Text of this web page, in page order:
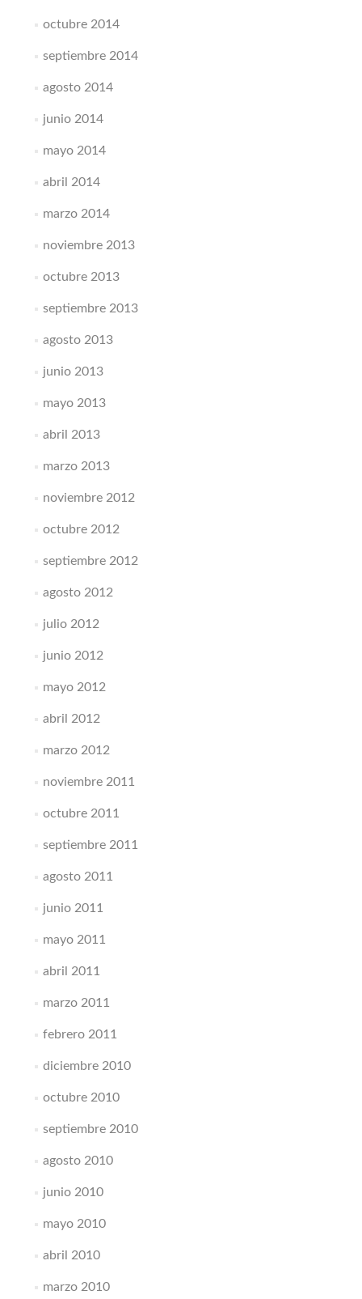
octubre 2014
septiembre 2014
agosto 2014
junio 2014
mayo 2014
abril 2014
marzo 2014
noviembre 2013
octubre 2013
septiembre 2013
agosto 2013
junio 2013
mayo 2013
abril 2013
marzo 2013
noviembre 2012
octubre 2012
septiembre 2012
agosto 2012
julio 2012
junio 2012
mayo 2012
abril 2012
marzo 2012
noviembre 2011
octubre 2011
septiembre 2011
agosto 2011
junio 2011
mayo 2011
abril 2011
marzo 2011
febrero 2011
diciembre 2010
octubre 2010
septiembre 2010
agosto 2010
junio 2010
mayo 2010
abril 2010
marzo 2010